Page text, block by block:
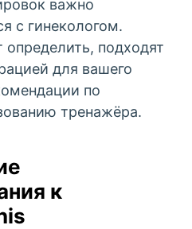
важно
с гинекологом.
подходят
для вашего
по
тренажёра.
к